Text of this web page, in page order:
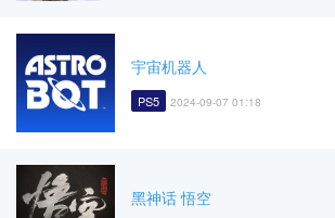
宇宙机器人
PS5 2024-09-07 01:18
黑神话 悟空